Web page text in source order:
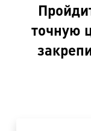
точную